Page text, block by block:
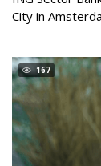
City in
167